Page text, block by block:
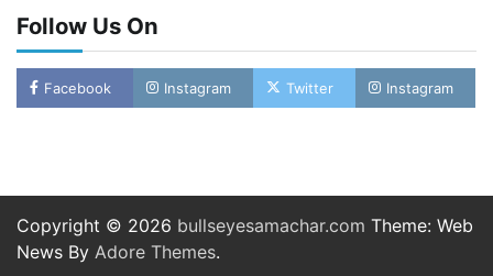
Follow Us On
Facebook Instagram Twitter Instagram
Copyright © 2026 bullseyesamachar.com Theme: Web
News By Adore Themes.